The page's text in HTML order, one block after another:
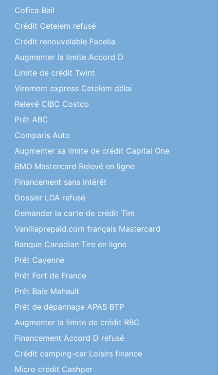
Cofica Bail
Crédit Cetelem refusé
Crédit renouvelable Facelia
Augmenter la limite Accord D
Limite de crédit Twint
Virement express Cetelem délai
Relevé CIBC Costco
Prêt ABC
Comparis Auto
Augmenter sa limite de crédit Capital One
BMO Mastercard Relevé en ligne
Financement sans intérêt
Dossier LOA refusé
Demander la carte de crédit Tim
Vanillaprepaid.com français Mastercard
Banque Canadian Tire en ligne
Prêt Cayenne
Prêt Fort de France
Prêt Baie Mahault
Prêt de dépannage APAS BTP
Augmenter la limite de crédit RBC
Financement Accord D refusé
Crédit camping-car Loisirs finance
Micro crédit Cashper